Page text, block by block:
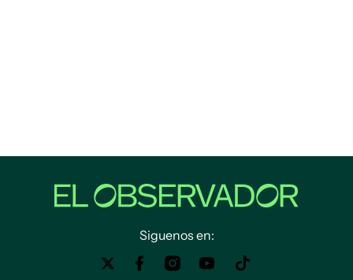
Siguenos en: